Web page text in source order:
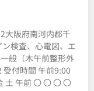
大阪府南河内郡千
検査、心電図、エ
般（木午前整形外
受付時間 午前9:00
土 午前 〇 〇 〇 〇